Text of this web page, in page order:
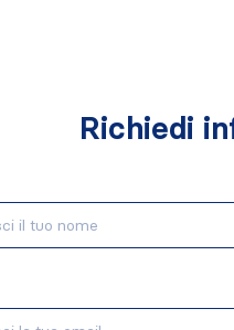
Richiedi